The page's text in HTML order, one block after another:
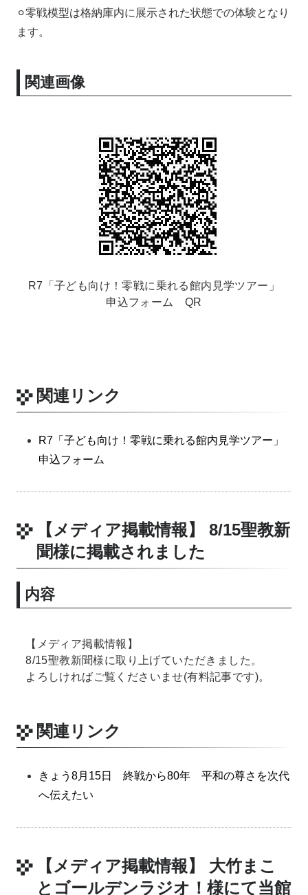
⚪︎零戦模型は格納庫内に展示された状態での体験となり
ます。
関連画像
R7「子ども向け！零戦に乗れる館内見学ツアー」
申込フォーム QR
関連リンク
R7「子ども向け！零戦に乗れる館内見学ツアー」
申込フォーム
【メディア掲載情報】 8/15聖教新
聞様に掲載されました
内容
【メディア掲載情報】
8/15聖教新聞様に取り上げていただきました。
よろしければご覧くださいませ(有料記事です)。
関連リンク
きょう8月15日 終戦から80年 平和の尊さを次代
へ伝えたい
【メディア掲載情報】 大竹まこ
とゴールデンラジオ！様にて当館